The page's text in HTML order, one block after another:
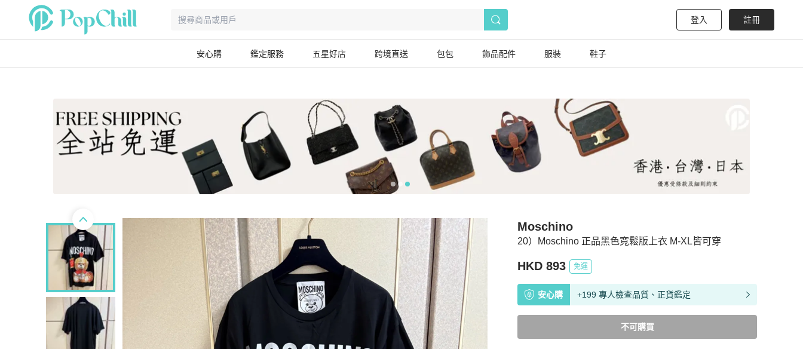
登入 註冊
安心購 鑑定服務 五星好店 跨境直送 包包 飾品配件 服裝 鞋子
20）Moschino 正品黑色寬鬆版上衣 M-XL皆可穿
Moschino
HKD 893 免運
安心購 +199 專人檢查品質、正貨鑑定
不可購買